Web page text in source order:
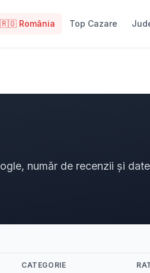
🇷🇴 România Top Cazare
număr de recenzii și
CATEGORIE